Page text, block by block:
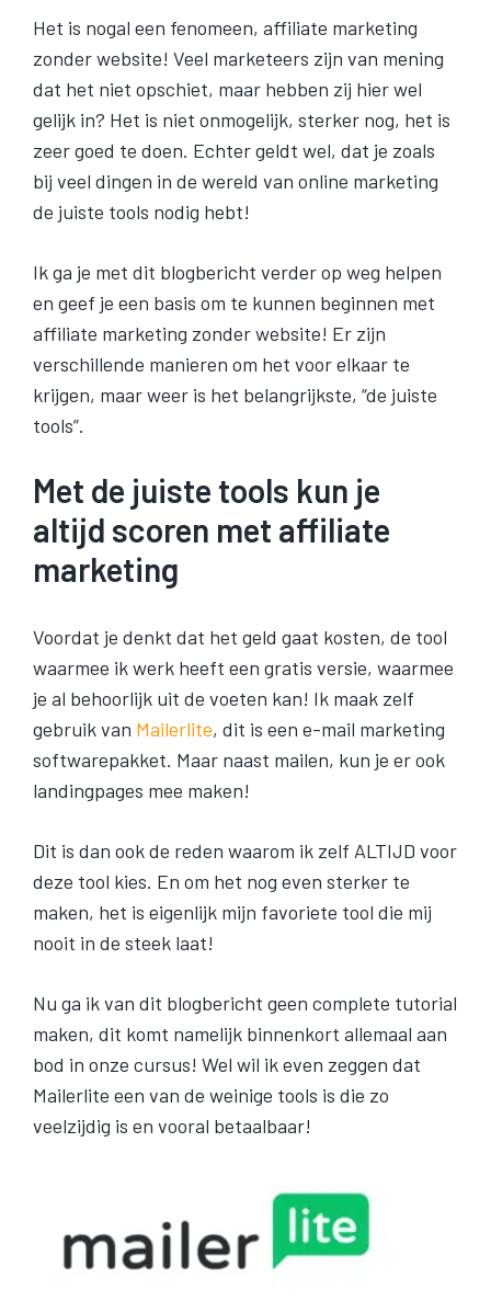
Het is nogal een fenomeen, affiliate marketing
zonder website! Veel marketeers zijn van mening
dat het niet opschiet, maar hebben zij hier wel
gelijk in? Het is niet onmogelijk, sterker nog, het is
zeer goed te doen. Echter geldt wel, dat je zoals
bij veel dingen in de wereld van online marketing
de juiste tools nodig hebt!
Ik ga je met dit blogbericht verder op weg helpen
en geef je een basis om te kunnen beginnen met
affiliate marketing zonder website! Er zijn
verschillende manieren om het voor elkaar te
krijgen, maar weer is het belangrijkste, “de juiste
tools”.
Met de juiste tools kun je
altijd scoren met affiliate
marketing
Voordat je denkt dat het geld gaat kosten, de tool
waarmee ik werk heeft een gratis versie, waarmee
je al behoorlijk uit de voeten kan! Ik maak zelf
gebruik van Mailerlite, dit is een e-mail marketing
softwarepakket. Maar naast mailen, kun je er ook
landingpages mee maken!
Dit is dan ook de reden waarom ik zelf ALTIJD voor
deze tool kies. En om het nog even sterker te
maken, het is eigenlijk mijn favoriete tool die mij
nooit in de steek laat!
Nu ga ik van dit blogbericht geen complete tutorial
maken, dit komt namelijk binnenkort allemaal aan
bod in onze cursus! Wel wil ik even zeggen dat
Mailerlite een van de weinige tools is die zo
veelzijdig is en vooral betaalbaar!